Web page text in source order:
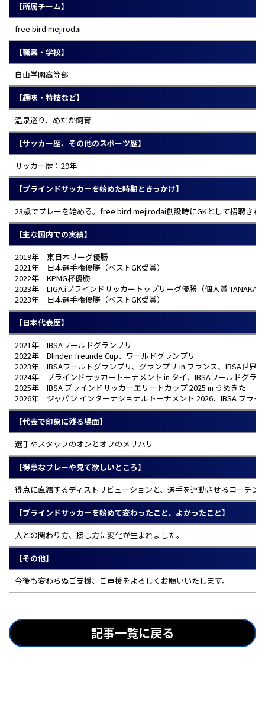
【所属チーム】
free bird mejirodai
【職業・学校】
自由学園高等部
【趣味・特技など】
温泉巡り、めだか飼育
【サッカー歴、その他のスポーツ歴】
サッカー歴：29年
【ブラインドサッカーを始めた時期ときっかけ】
23歳でプレーを始める。free bird mejirodai創設時にGKとして招聘され
【主な国内での実績】
2019年 東日本リーグ優勝
2021年 日本選手権優勝（ベストGK受賞）
2022年 KPMG杯優勝
2023年 LIGA.iブラインドサッカートップリーグ優勝（個人賞 TANAKA
2023年 日本選手権優勝（ベストGK受賞）
【日本代表歴】
2021年 IBSAワールドグランプリ
2022年 Blinden freunde Cup、ワールドグランプリ
2023年 IBSAワールドグランプリ、グランプリ in フランス、IBSA世界
2024年 ブラインドサッカートーナメント in タイ、IBSAワールドグラ
2025年 IBSA ブラインドサッカーエリートカップ 2025 in うめきた
2026年 ジャパン インターナショナルトーナメント 2026、IBSA ブラ
【代表で印象に残る場面】
選手やスタッフのオンとオフのメリハリ
【得意なプレーや見て欲しいところ】
得点に直結するディストリビューションと、選手を連動させるコーチン
【ブラインドサッカーを始めて変わったこと、よかったこと】
人との関わり方、接し方に変化が生まれました。
【その他】
今後も変わらぬご支援、ご声援をよろしくお願いいたします。
記事一覧に戻る